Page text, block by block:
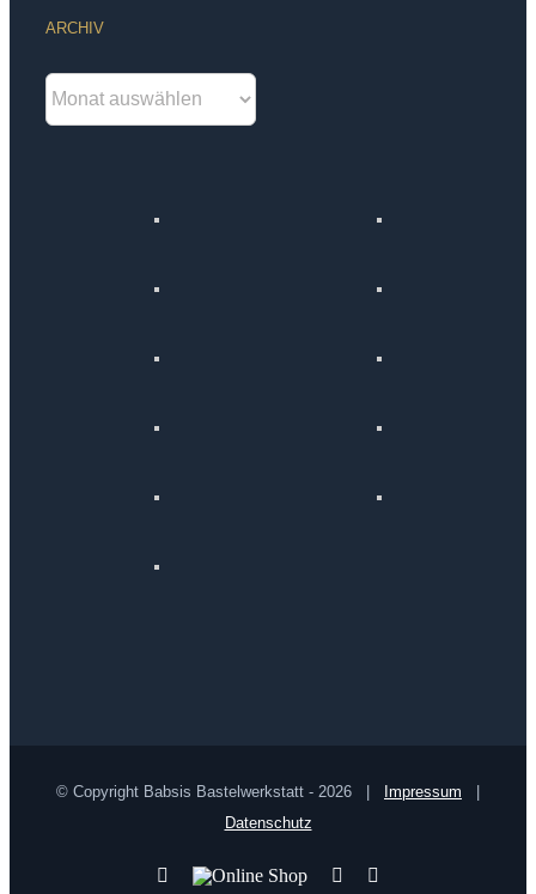
ARCHIV
Archiv
© Copyright Babsis Bastelwerkstatt - 2026 | Impressum
Datenschutz
YouTube
Online
Pinterest